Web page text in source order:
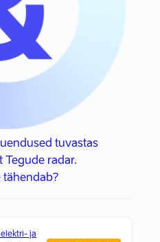
tuvastas
Tegude radar.
tähendab?
ja